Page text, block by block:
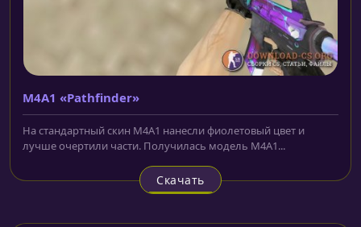
M4A1 «Pathfinder»
На стандартный скин M4A1 нанесли фиолетовый цвет и
лучше очертили части. Получилась модель M4A1...
Скачать